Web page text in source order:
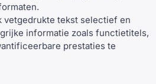
vetgedrukte tekst selectief en
informatie zoals functietitels,
prestaties te